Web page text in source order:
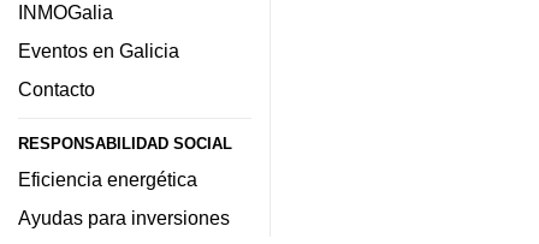
INMOGalia
Eventos en Galicia
Contacto
RESPONSABILIDAD SOCIAL
Eficiencia energética
Ayudas para inversiones